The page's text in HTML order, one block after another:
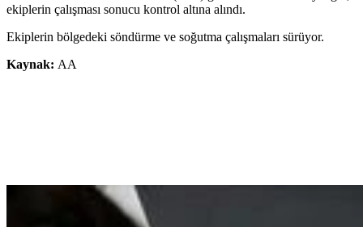
ekiplerin çalışması sonucu kontrol altına alındı.
Ekiplerin bölgedeki söndürme ve soğutma çalışmaları sürüyor.
Kaynak: AA